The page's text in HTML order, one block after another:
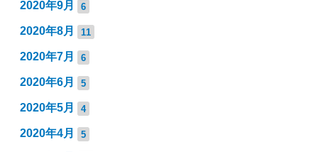
2020年9月 6
2020年8月 11
2020年7月 6
2020年6月 5
2020年5月 4
2020年4月 5